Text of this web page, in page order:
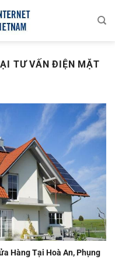
TƯ VẤN ĐIỆN MẶT
Hàng Tại Hoà An, Phụng